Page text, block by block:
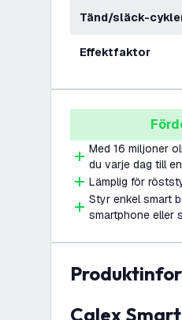
Tänd/släck-
Effektfaktor
Med 16 miljoner
du varje dag till
Lämplig för
Styr enkel smart
smartphone eller
Calex Smart RGB+CCT E27 LED-lampa Dimbar